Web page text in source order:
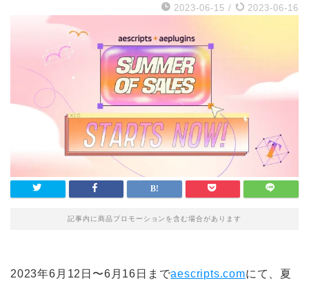
2023-06-15 / 2023-06-16
記事内に商品プロモーションを含む場合があります
2023年6月12日〜6月16日までaescripts.comにて、夏